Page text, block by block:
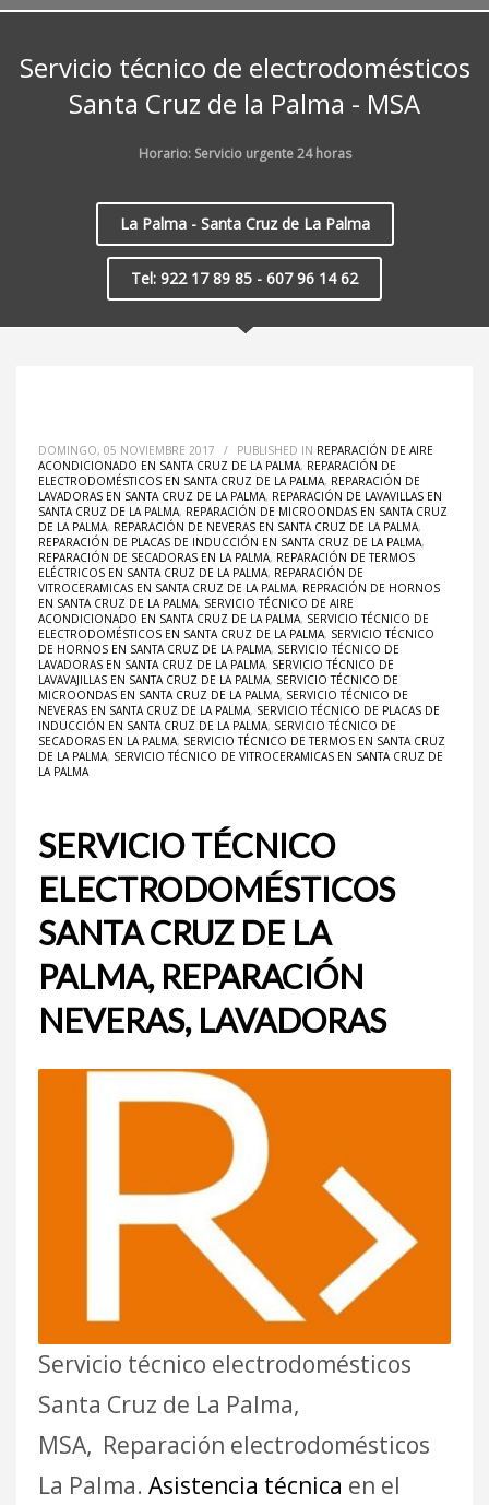
Servicio técnico de electrodomésticos
Santa Cruz de la Palma - MSA
Horario: Servicio urgente 24 horas
La Palma - Santa Cruz de La Palma
Tel: 922 17 89 85 - 607 96 14 62
DOMINGO, 05 NOVIEMBRE 2017 / PUBLISHED IN REPARACIÓN DE AIRE
ACONDICIONADO EN SANTA CRUZ DE LA PALMA, REPARACIÓN DE
ELECTRODOMÉSTICOS EN SANTA CRUZ DE LA PALMA, REPARACIÓN DE
LAVADORAS EN SANTA CRUZ DE LA PALMA, REPARACIÓN DE LAVAVILLAS EN
SANTA CRUZ DE LA PALMA, REPARACIÓN DE MICROONDAS EN SANTA CRUZ
DE LA PALMA, REPARACIÓN DE NEVERAS EN SANTA CRUZ DE LA PALMA,
REPARACIÓN DE PLACAS DE INDUCCIÓN EN SANTA CRUZ DE LA PALMA,
REPARACIÓN DE SECADORAS EN LA PALMA, REPARACIÓN DE TERMOS
ELÉCTRICOS EN SANTA CRUZ DE LA PALMA, REPARACIÓN DE
VITROCERAMICAS EN SANTA CRUZ DE LA PALMA, REPRACIÓN DE HORNOS
EN SANTA CRUZ DE LA PALMA, SERVICIO TÉCNICO DE AIRE
ACONDICIONADO EN SANTA CRUZ DE LA PALMA, SERVICIO TÉCNICO DE
ELECTRODOMÉSTICOS EN SANTA CRUZ DE LA PALMA, SERVICIO TÉCNICO
DE HORNOS EN SANTA CRUZ DE LA PALMA, SERVICIO TÉCNICO DE
LAVADORAS EN SANTA CRUZ DE LA PALMA, SERVICIO TÉCNICO DE
LAVAVAJILLAS EN SANTA CRUZ DE LA PALMA, SERVICIO TÉCNICO DE
MICROONDAS EN SANTA CRUZ DE LA PALMA, SERVICIO TÉCNICO DE
NEVERAS EN SANTA CRUZ DE LA PALMA, SERVICIO TÉCNICO DE PLACAS DE
INDUCCIÓN EN SANTA CRUZ DE LA PALMA, SERVICIO TÉCNICO DE
SECADORAS EN LA PALMA, SERVICIO TÉCNICO DE TERMOS EN SANTA CRUZ
DE LA PALMA, SERVICIO TÉCNICO DE VITROCERAMICAS EN SANTA CRUZ DE
LA PALMA
SERVICIO TÉCNICO
ELECTRODOMÉSTICOS
SANTA CRUZ DE LA
PALMA, REPARACIÓN
NEVERAS, LAVADORAS
Servicio técnico electrodomésticos
Santa Cruz de La Palma,
MSA, Reparación electrodomésticos
La Palma. Asistencia técnica en el